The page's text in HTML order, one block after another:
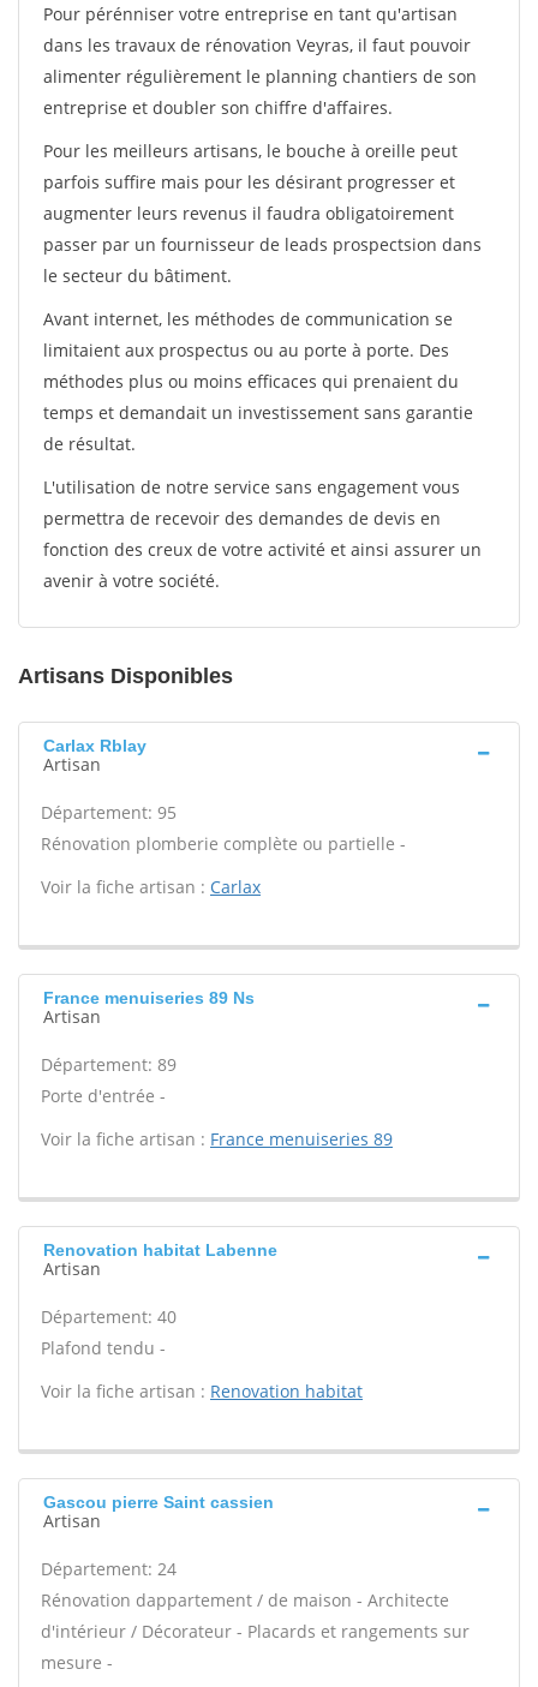
Pour pérénniser votre entreprise en tant qu'artisan
dans les travaux de rénovation Veyras, il faut pouvoir
alimenter régulièrement le planning chantiers de son
entreprise et doubler son chiffre d'affaires.
Pour les meilleurs artisans, le bouche à oreille peut
parfois suffire mais pour les désirant progresser et
augmenter leurs revenus il faudra obligatoirement
passer par un fournisseur de leads prospectsion dans
le secteur du bâtiment.
Avant internet, les méthodes de communication se
limitaient aux prospectus ou au porte à porte. Des
méthodes plus ou moins efficaces qui prenaient du
temps et demandait un investissement sans garantie
de résultat.
L'utilisation de notre service sans engagement vous
permettra de recevoir des demandes de devis en
fonction des creux de votre activité et ainsi assurer un
avenir à votre société.
Artisans Disponibles
Carlax Rblay
Artisan
Département: 95
Rénovation plomberie complète ou partielle -
Voir la fiche artisan : Carlax
France menuiseries 89 Ns
Artisan
Département: 89
Porte d'entrée -
Voir la fiche artisan : France menuiseries 89
Renovation habitat Labenne
Artisan
Département: 40
Plafond tendu -
Voir la fiche artisan : Renovation habitat
Gascou pierre Saint cassien
Artisan
Département: 24
Rénovation dappartement / de maison - Architecte
d'intérieur / Décorateur - Placards et rangements sur
mesure -